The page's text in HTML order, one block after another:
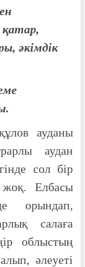
әкімдік
ауданы
аудан
сол бір
Елбасы
орындап,
салаға
облыстың
әлеуеті